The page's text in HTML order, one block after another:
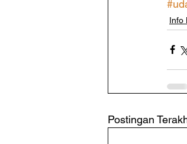
Info
Postingan